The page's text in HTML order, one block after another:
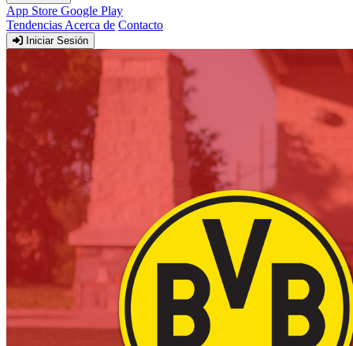
App Store Google Play
Tendencias Acerca de Contacto
Iniciar Sesión